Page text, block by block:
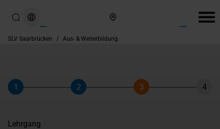
SLV Saarbrücken / Aus- & Weiterbildung
Schritt
1
Schritt
2
Schritt
3 4
Lehrgang